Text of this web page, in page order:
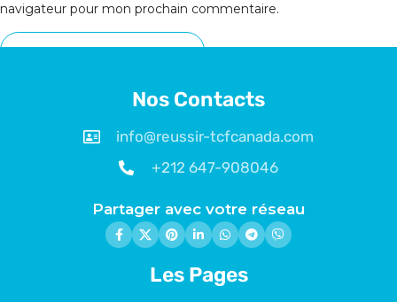
navigateur pour mon prochain commentaire.
Nos Contacts
info@reussir-tcfcanada.com
+212 647-908046
Partager avec votre réseau
Les Pages